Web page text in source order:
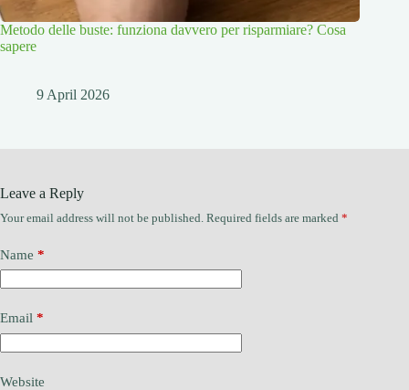
Metodo delle buste: funziona davvero per risparmiare? Cosa
sapere
9 April 2026
Leave a Reply
Your email address will not be published. Required fields are marked *
Name *
Email *
Website